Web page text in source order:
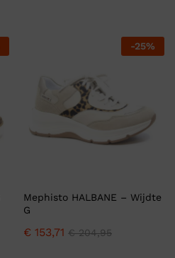
-25%
Mephisto HALBANE – Wijdte
G
€ 153,71 €204,95